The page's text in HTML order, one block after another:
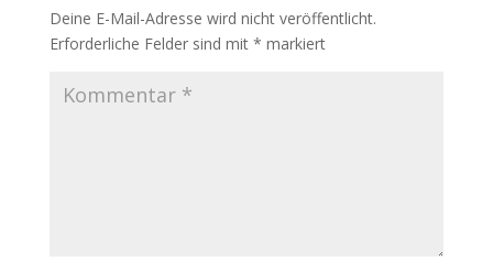
Deine E-Mail-Adresse wird nicht veröffentlicht.
Erforderliche Felder sind mit * markiert